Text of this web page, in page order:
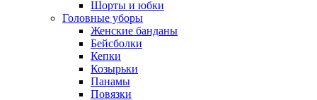
Шорты и юбки
Головные уборы
Женские банданы
Бейсболки
Кепки
Козырьки
Панамы
Повязки